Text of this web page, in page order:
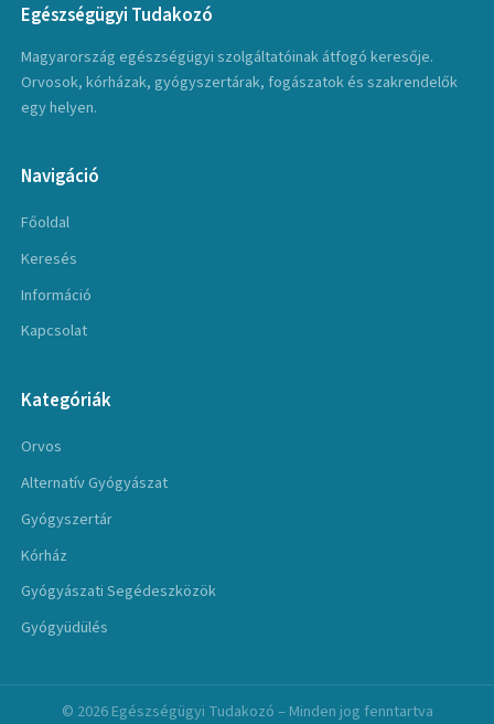
Egészségügyi Tudakozó
Magyarország egészségügyi szolgáltatóinak átfogó keresője.
Orvosok, kórházak, gyógyszertárak, fogászatok és szakrendelők
egy helyen.
Navigáció
Főoldal
Keresés
Információ
Kapcsolat
Kategóriák
Orvos
Alternatív Gyógyászat
Gyógyszertár
Kórház
Gyógyászati Segédeszközök
Gyógyüdülés
© 2026 Egészségügyi Tudakozó – Minden jog fenntartva